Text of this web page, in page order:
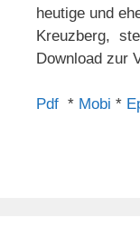
heutige und
Kreuzberg,
Download zur
Pdf * Mobi *